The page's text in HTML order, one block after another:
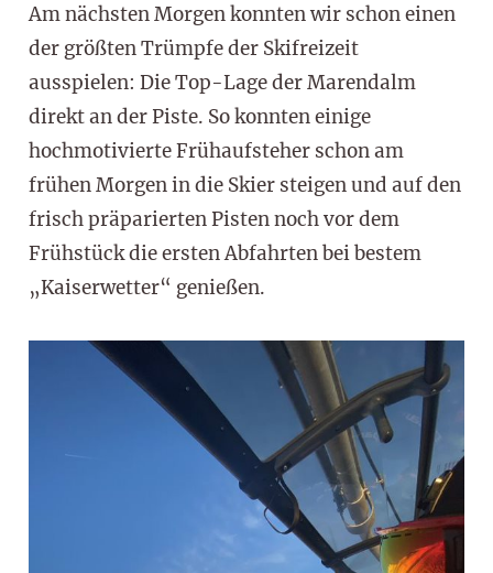
Am nächsten Morgen konnten wir schon einen
der größten Trümpfe der Skifreizeit
ausspielen: Die Top-Lage der Marendalm
direkt an der Piste. So konnten einige
hochmotivierte Frühaufsteher schon am
frühen Morgen in die Skier steigen und auf den
frisch präparierten Pisten noch vor dem
Frühstück die ersten Abfahrten bei bestem
„Kaiserwetter“ genießen.